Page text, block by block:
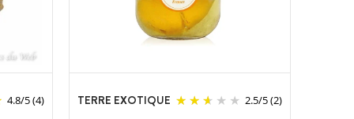
4.8/5(4) TERRE EXOTIQUE 2.5/5(2)